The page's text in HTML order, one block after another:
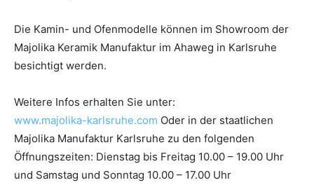
Die Kamin- und Ofenmodelle können im Showroom der
Majolika Keramik Manufaktur im Ahaweg in Karlsruhe
besichtigt werden.
Weitere Infos erhalten Sie unter:
www.majolika-karlsruhe.com Oder in der staatlichen
Majolika Manufaktur Karlsruhe zu den folgenden
Öffnungszeiten: Dienstag bis Freitag 10.00 – 19.00 Uhr
und Samstag und Sonntag 10.00 – 17.00 Uhr